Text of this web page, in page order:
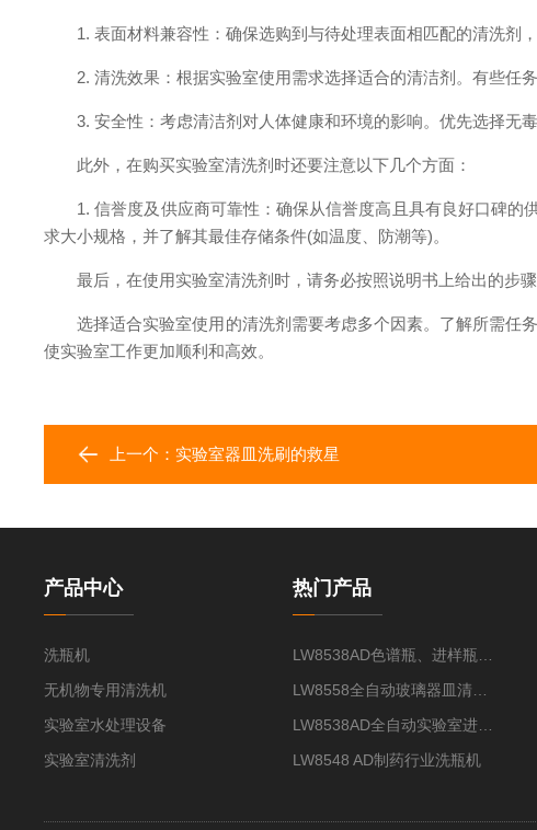
1. 表面材料兼容性：确保选购到与待处理表面相匹配的清洗剂，
2. 清洗效果：根据实验室使用需求选择适合的清洁剂。有些任务
3. 安全性：考虑清洁剂对人体健康和环境的影响。优先选择无毒
此外，在购买实验室清洗剂时还要注意以下几个方面：
1. 信誉度及供应商可靠性：确保从信誉度高且具有良好口碑的
求大小规格，并了解其最佳存储条件(如温度、防潮等)。
最后，在使用实验室清洗剂时，请务必按照说明书上给出的步骤
选择适合实验室使用的清洗剂需要考虑多个因素。了解所需任务
使实验室工作更加顺利和高效。
上一个： 实验室器皿洗刷的救星
产品中心
洗瓶机
无机物专用清洗机
实验室水处理设备
实验室清洗剂
热门产品
LW8548 AD制药行业洗瓶机